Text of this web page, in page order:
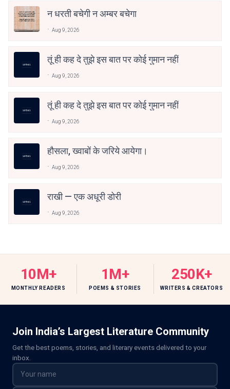
न धरती बचेगी न अम्बर बचेगा
Aug 9, 2026
तूं ही कह दे तुझे इस बात पर कोई गुमान नहीं
Aug 9, 2026
तूं ही कह दे तुझे इस बात पर कोई गुमान नहीं
Aug 9, 2026
हौसला, ख्वाबों के जरिये आयेगा।
Aug 9, 2026
राखी — एक अधूरी डोरी
Aug 9, 2026
10M+
MONTHLY READERS
1M+
POEMS & STORIES
250K+
WRITERS & CREATORS
Join India’s Largest Literature Community
Get the best poems, stories, and literary events delivered to your
inbox.